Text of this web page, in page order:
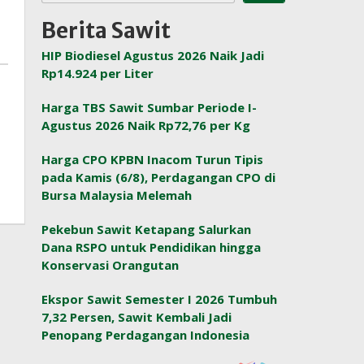
Berita Sawit
HIP Biodiesel Agustus 2026 Naik Jadi
Rp14.924 per Liter
Harga TBS Sawit Sumbar Periode I-
Agustus 2026 Naik Rp72,76 per Kg
Harga CPO KPBN Inacom Turun Tipis
pada Kamis (6/8), Perdagangan CPO di
Bursa Malaysia Melemah
Pekebun Sawit Ketapang Salurkan
Dana RSPO untuk Pendidikan hingga
Konservasi Orangutan
Ekspor Sawit Semester I 2026 Tumbuh
7,32 Persen, Sawit Kembali Jadi
Penopang Perdagangan Indonesia